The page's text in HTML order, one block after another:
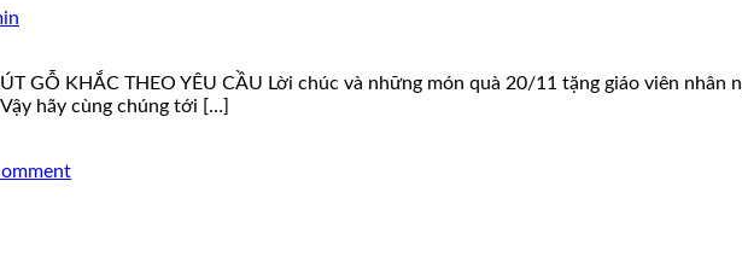
GỖ KHẮC THEO YÊU CẦU Lời chúc và những món quà 20/11 tặng giáo viên
hãy cùng chúng tới […]